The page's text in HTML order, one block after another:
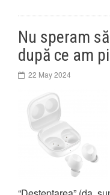
Nu speram
după ce am
22 May 2024